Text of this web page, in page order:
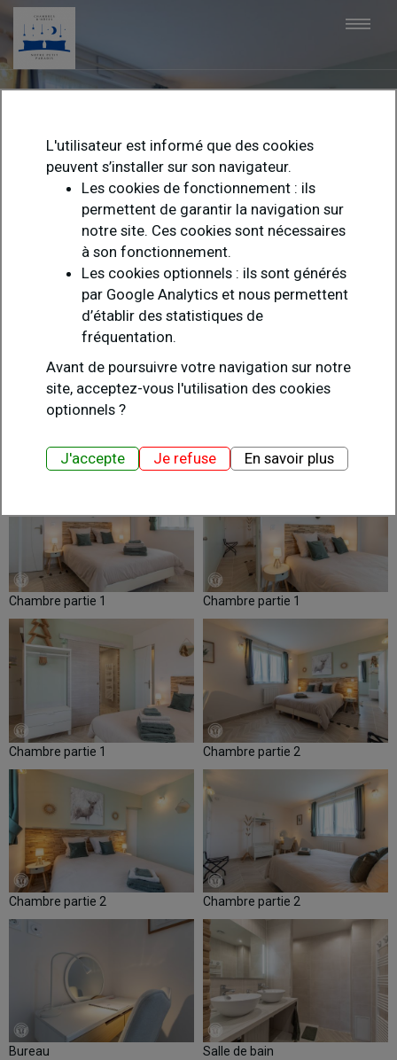
L'utilisateur est informé que des cookies
peuvent s’installer sur son navigateur.
Les cookies de fonctionnement : ils
permettent de garantir la navigation sur
notre site. Ces cookies sont nécessaires
à son fonctionnement.
Les cookies optionnels : ils sont générés
par Google Analytics et nous permettent
d’établir des statistiques de
fréquentation.
Avant de poursuivre votre navigation sur notre
site, acceptez-vous l'utilisation des cookies
optionnels ?
J'accepte Je refuse En savoir plus
CHAMBRE
SCANDINAVE
FAMILIALE
Capacité de 1 ou 2 personnes pour une partie de la chambre.
Capacité jusqu'à 4 personnes pour la chambre entière.
Chambre partie 1 Chambre partie 1
Chambre partie 1 Chambre partie 2
Chambre partie 2 Chambre partie 2
Bureau Salle de bain